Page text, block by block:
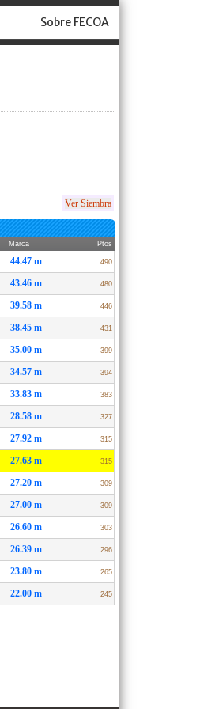
Sobre FECOA
Ver Siembra
Marca Ptos
44.47 m 490
43.46 m 480
39.58 m 446
38.45 m 431
35.00 m 399
34.57 m 394
33.83 m 383
28.58 m 327
27.92 m 315
27.63 m 315
27.20 m 309
27.00 m 309
26.60 m 303
26.39 m 296
23.80 m 265
22.00 m 245